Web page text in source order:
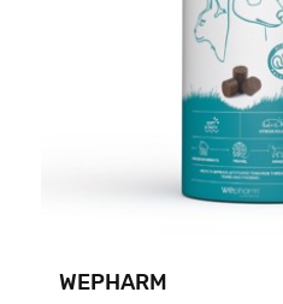
WEPHARM